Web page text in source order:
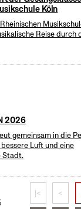
Köln
Reise durch
2026
gemeinsam in die
Luft und eine
Stadt.
|< <